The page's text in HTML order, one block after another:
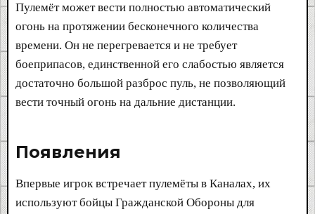
Пулемёт может вести полностью автоматический
огонь на протяжении бесконечного количества
времени. Он не перегревается и не требует
боеприпасов, единственной его слабостью является
достаточно большой разброс пуль, не позволяющий
вести точный огонь на дальние дистанции.
Появления​
Впервые игрок встречает пулемёты в Каналах, их
используют бойцы Гражданской Обороны для